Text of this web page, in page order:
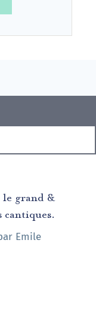
le grand &
cantiques.
Emile